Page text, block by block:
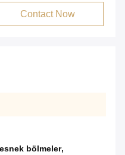
Contact Now
bölmeler,